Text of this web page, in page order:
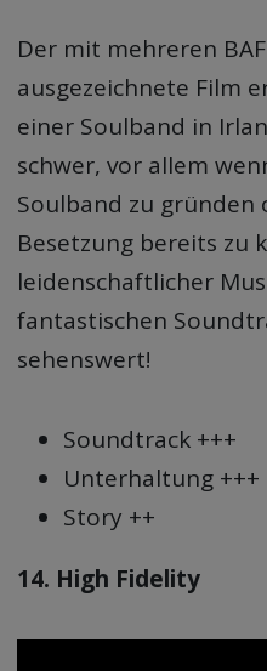
Der mit mehreren
ausgezeichnete Film
einer Soulband in
schwer, vor allem
Soulband zu gründen
Besetzung bereits zu
leidenschaftlicher
fantastischen
sehenswert!
Soundtrack +++
Unterhaltung +++
Story ++
14. High Fidelity